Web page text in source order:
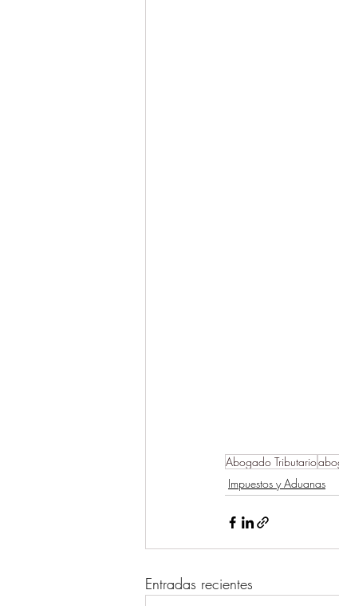
Abogado Tributario
Impuestos y Aduanas
Entradas recientes